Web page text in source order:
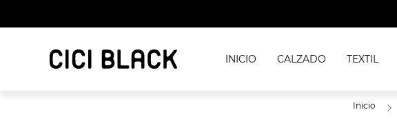
INICIO CALZADO TEXTIL
Inicio